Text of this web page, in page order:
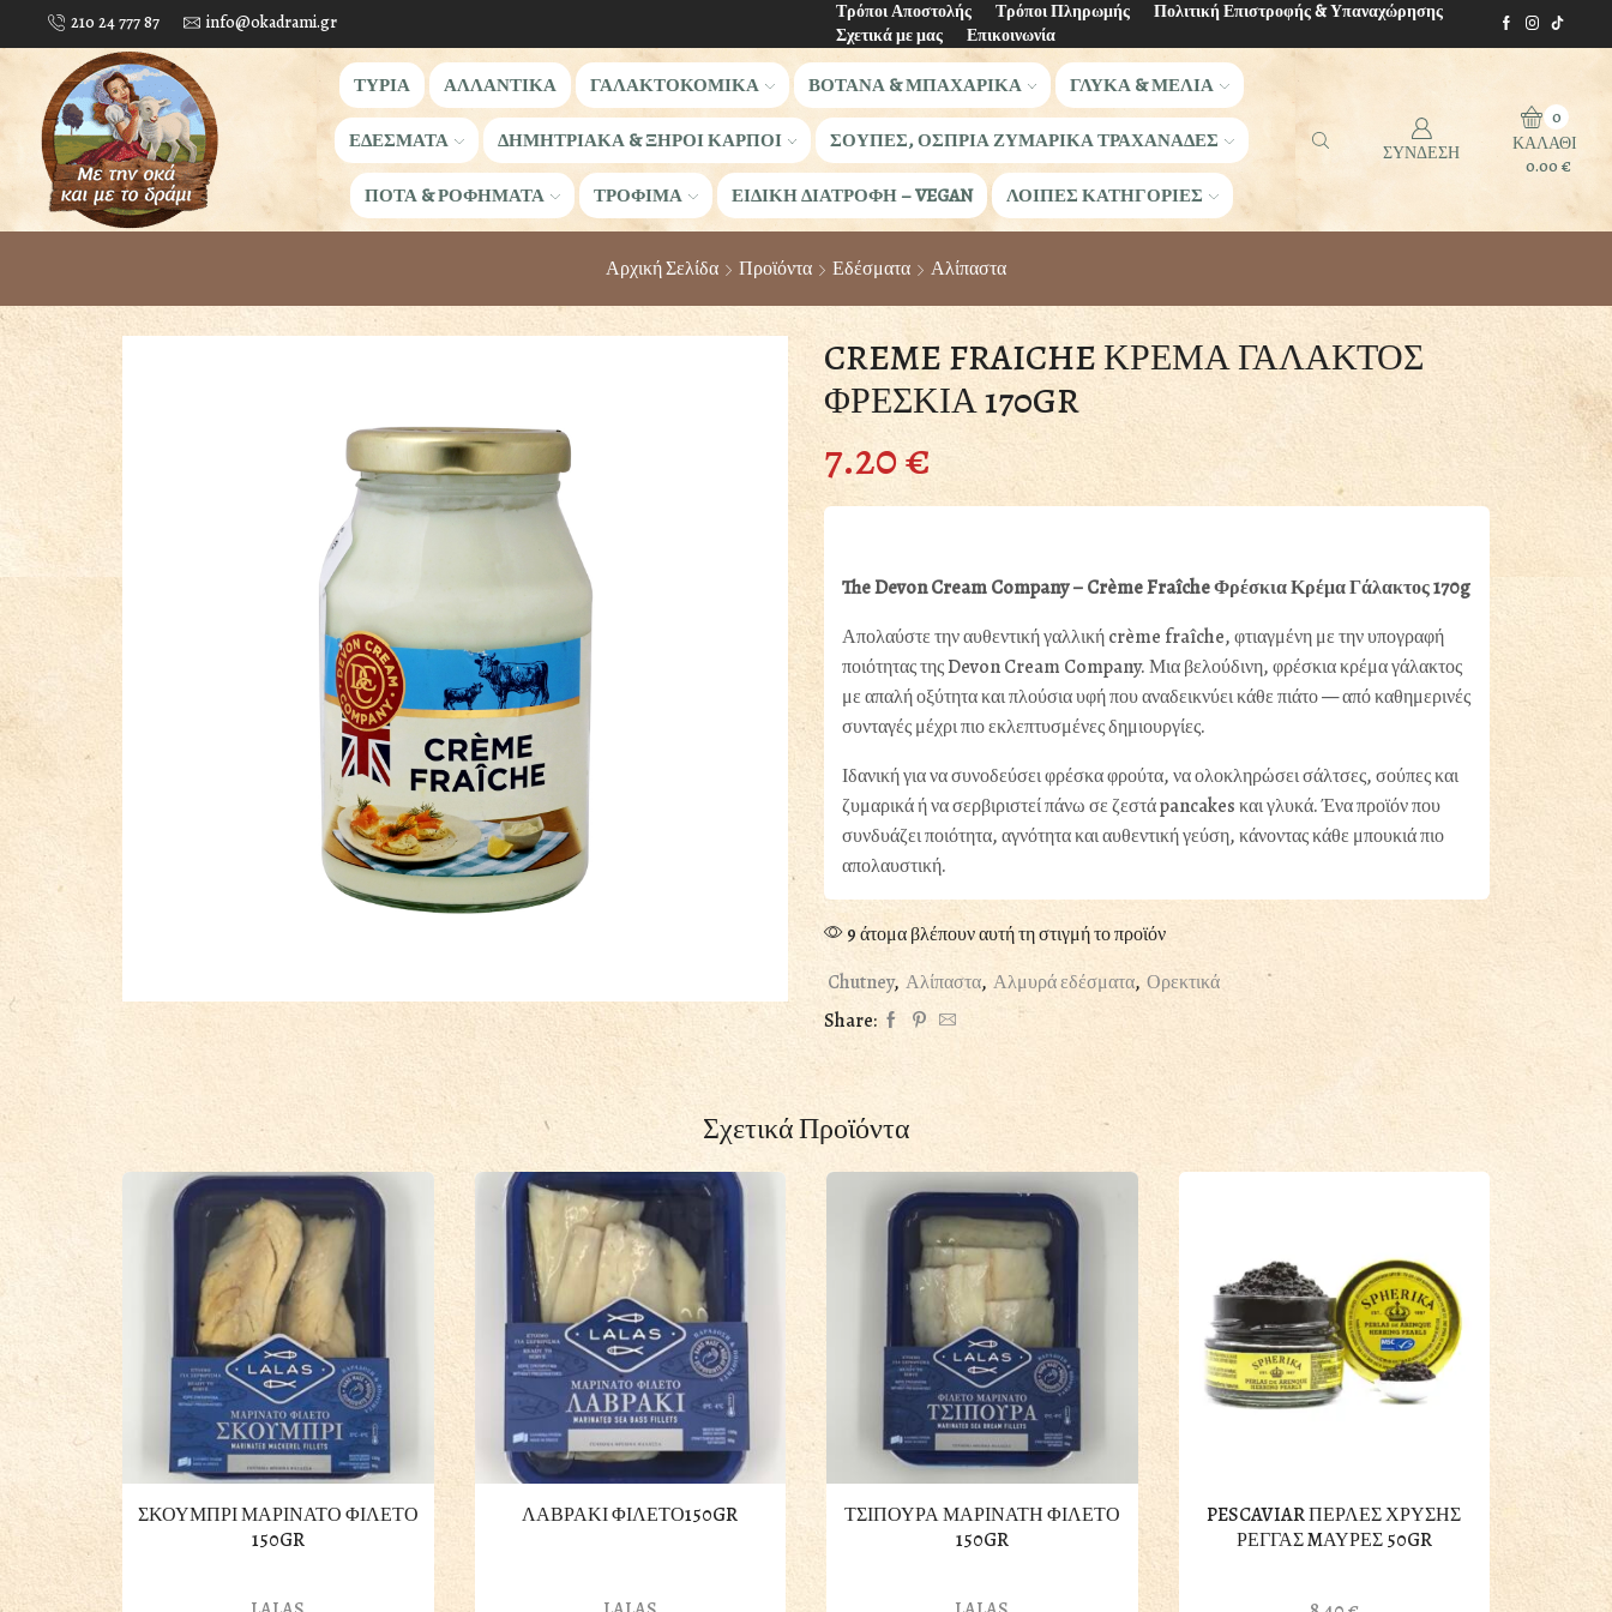
210 24 777 87 info@okadrami.gr Τρόποι Αποστολής Τρόποι Πληρωμής
Πολιτική Επιστροφής & Υπαναχώρησης
Σχετικά με μας
Επικοινωνία
ΤΥΡΙΑ ΑΛΛΑΝΤΙΚΑ ΓΑΛΑΚΤΟΚΟΜΙΚΑ ΒΟΤΑΝΑ & ΜΠΑΧΑΡΙΚΑ ΓΛΥΚΑ & ΜΕΛΙΑ
ΕΔΕΣΜΑΤΑ ΔΗΜΗΤΡΙΑΚΑ & ΞΗΡΟΙ ΚΑΡΠΟΙ ΣΟΥΠΕΣ, ΟΣΠΡΙΑ ΖΥΜΑΡΙΚΑ ΤΡΑΧΑΝΑΔΕΣ
ΠΟΤΑ & ΡΟΦΗΜΑΤΑ ΤΡΟΦΙΜΑ ΕΙΔΙΚΗ ΔΙΑΤΡΟΦΗ – VEGAN ΛΟΙΠΕΣ ΚΑΤΗΓΟΡΙΕΣ
ΣΥΝΔΕΣΗ
0
ΚΑΛΑΘΙ
0.00 €
Αρχική Σελίδα Προϊόντα Εδέσματα Αλίπαστα
CREME FRAICHE ΚΡΕΜΑ ΓΑΛΑΚΤΟΣ
ΦΡΕΣΚΙΑ 170GR
7.20€
The Devon Cream Company – Crème Fraîche Φρέσκια Κρέμα Γάλακτος 170g
Απολαύστε την αυθεντική γαλλική crème fraîche, φτιαγμένη με την υπογραφή
ποιότητας της Devon Cream Company. Μια βελούδινη, φρέσκια κρέμα γάλακτος
με απαλή οξύτητα και πλούσια υφή που αναδεικνύει κάθε πιάτο — από καθημερινές
συνταγές μέχρι πιο εκλεπτυσμένες δημιουργίες.
Ιδανική για να συνοδεύσει φρέσκα φρούτα, να ολοκληρώσει σάλτσες, σούπες και
ζυμαρικά ή να σερβιριστεί πάνω σε ζεστά pancakes και γλυκά. Ένα προϊόν που
συνδυάζει ποιότητα, αγνότητα και αυθεντική γεύση, κάνοντας κάθε μπουκιά πιο
απολαυστική.
9 άτομα βλέπουν αυτή τη στιγμή το προϊόν
Chutney, Αλίπαστα, Αλμυρά εδέσματα, Ορεκτικά
Share:
Σχετικά Προϊόντα
ΣΚΟΥΜΠΡΙ ΜΑΡΙΝΑΤΟ ΦΙΛΕΤΟ
150GR
ΛΑΒΡΑΚΙ ΦΙΛΕΤΟ150GR
ΤΣΙΠΟΥΡΑ ΜΑΡΙΝΑΤΗ ΦΙΛΕΤΟ
150GR
PESCAVIAR ΠΕΡΛΕΣ ΧΡΥΣΗΣ
ΡΕΓΓΑΣ MΑΥΡΕΣ 50GR